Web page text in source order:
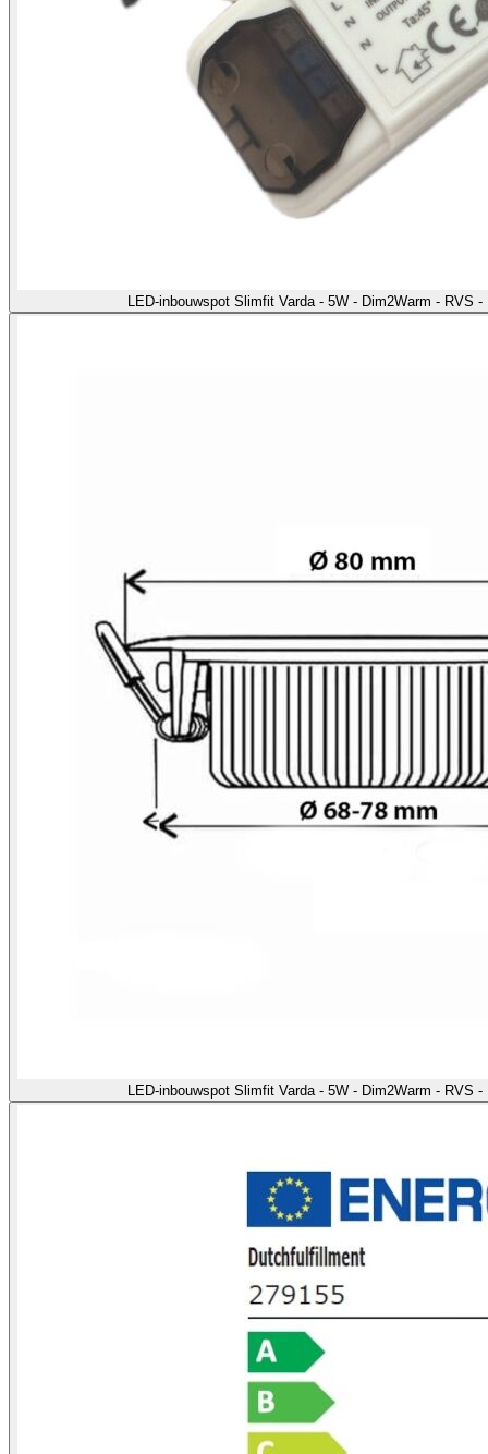
LED-inbouwspot Slimfit Varda - 5W - Dim2Warm - RVS
LED-inbouwspot Slimfit Varda - 5W - Dim2Warm - RVS